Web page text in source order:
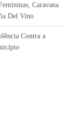
Caravana
Del Vino
Contra a